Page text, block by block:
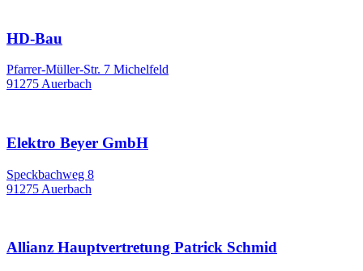
HD-Bau
Pfarrer-Müller-Str. 7 Michelfeld
91275 Auerbach
Elektro Beyer GmbH
Speckbachweg 8
91275 Auerbach
Allianz Hauptvertretung Patrick Schmid